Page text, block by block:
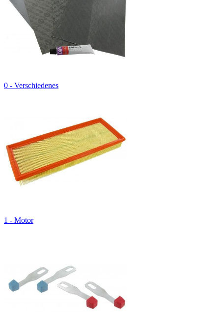
0 - Verschiedenes
1 - Motor